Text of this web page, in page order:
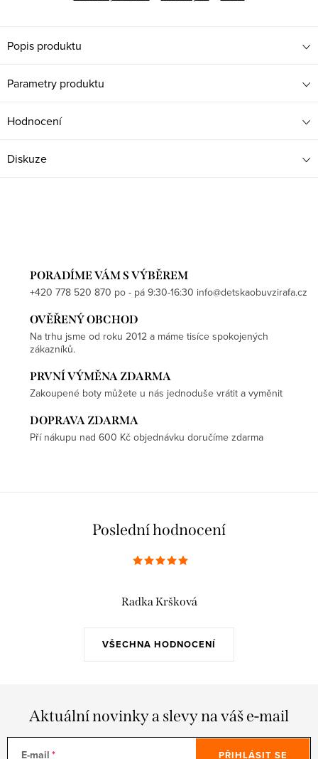
Popis produktu
Parametry produktu
Hodnocení
Diskuze
PORADÍME VÁM S VÝBĚREM
+420 778 520 870 po - pá 9:30-16:30 info@detskaobuvzirafa.cz
OVĚŘENÝ OBCHOD
Na trhu jsme od roku 2012 a máme tisíce spokojených
zákazníků.
PRVNÍ VÝMĚNA ZDARMA
Zakoupené boty můžete u nás jednoduše vrátit a vyměnit
DOPRAVA ZDARMA
Pří nákupu nad 600 Kč objednávku doručíme zdarma
Poslední hodnocení
VŠECHNA HODNOCENÍ
Radka Kršková
Aktuální novinky a slevy na váš e-mail
E-mail PŘIHLÁSIT SE